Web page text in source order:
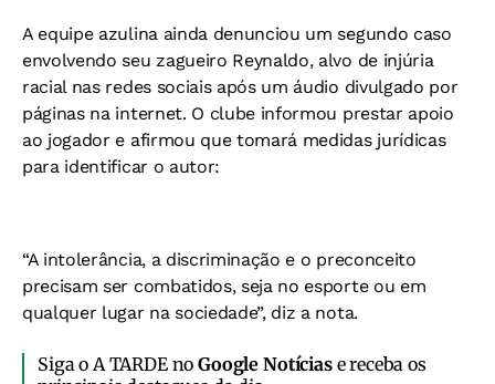
A equipe azulina ainda denunciou um segundo caso
envolvendo seu zagueiro Reynaldo, alvo de injúria
racial nas redes sociais após um áudio divulgado por
páginas na internet. O clube informou prestar apoio
ao jogador e afirmou que tomará medidas jurídicas
para identificar o autor:
“A intolerância, a discriminação e o preconceito
precisam ser combatidos, seja no esporte ou em
qualquer lugar na sociedade”, diz a nota.
Siga o A TARDE noGoogle Notíciase receba os